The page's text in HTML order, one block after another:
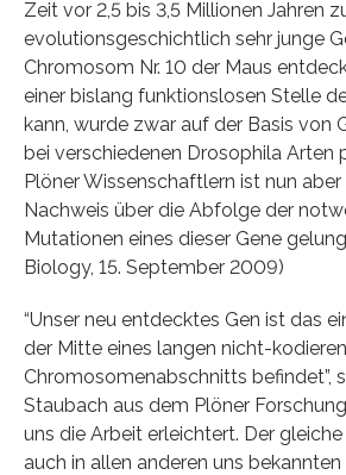
Zeit vor 2,5 bis 3,5 Millionen Jahren
evolutionsgeschichtlich sehr junge
Chromosom Nr. 10 der Maus
einer bislang funktionslosen Stelle
kann, wurde zwar auf der Basis von
bei verschiedenen Drosophila Arten
Plöner Wissenschaftlern ist nun
Nachweis über die Abfolge der
Mutationen eines dieser Gene
Biology, 15. September 2009)
“Unser neu entdecktes Gen ist das
der Mitte eines langen nicht-
Chromosomenabschnitts befindet”,
Staubach aus dem Plöner
uns die Arbeit erleichtert. Der
auch in allen anderen uns